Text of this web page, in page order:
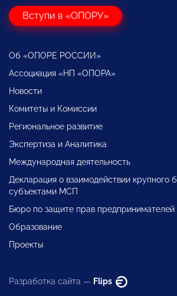
Вступи в «ОПОРУ»
Об «ОПОРЕ РОССИИ»
Ассоциация «НП «ОПОРА»
Новости
Комитеты и Комиссии
Региональное развитие
Экспертиза и Аналитика
Международная деятельность
Декларация о взаимодействии крупного
субъектами МСП
Бюро по защите прав предпринимателей
Образование
Проекты
Разработка сайта — Flips